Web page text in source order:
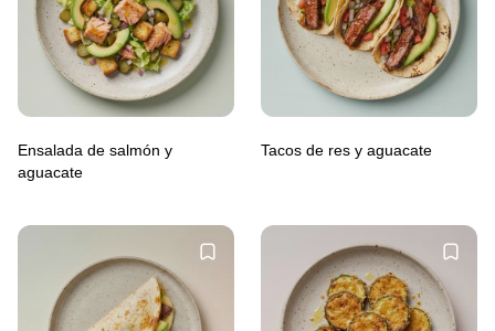
Ensalada de salmón y
aguacate
Tacos de res y aguacate